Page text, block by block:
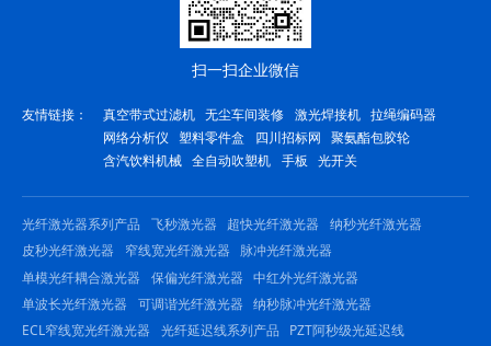
扫一扫企业微信
友情链接： 真空带式过滤机 无尘车间装修 激光焊接机 拉绳编码器
网络分析仪 塑料零件盒 四川招标网
聚氨酯包胶轮
含汽饮料机械 全自动吹塑机 手板 光开关
光纤激光器系列产品 飞秒激光器 超快光纤激光器
纳秒光纤激光器
皮秒光纤激光器
窄线宽光纤激光器
脉冲光纤激光器
单模光纤耦合激光器
保偏光纤激光器 中红外光纤激光器
单波长光纤激光器
可调谐光纤激光器 纳秒脉冲光纤激光器
ECL窄线宽光纤激光器
光纤延迟线系列产品
PZT阿秒级光延迟线